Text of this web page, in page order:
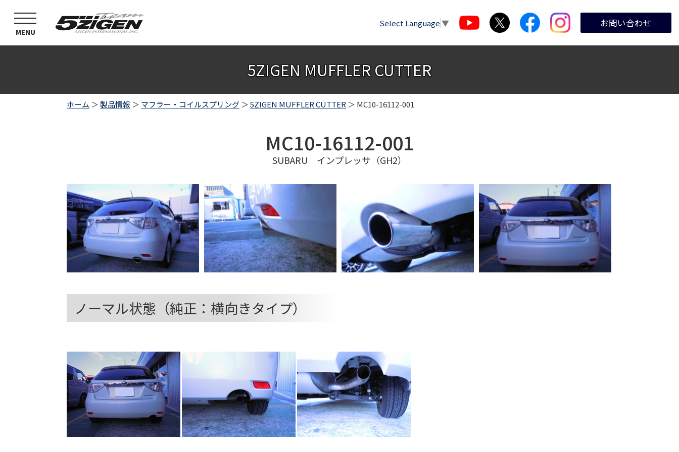
toggle
navigation
MENU
Select Language ▼ お問い合わせ
5ZIGEN MUFFLER CUTTER
ホーム ＞製品情報 ＞ マフラー・コイルスプリング ＞5ZIGEN MUFFLER CUTTER ＞ MC10-16112-001
MC10-16112-001
SUBARU インプレッサ（GH2）
ノーマル状態（純正：横向きタイプ）